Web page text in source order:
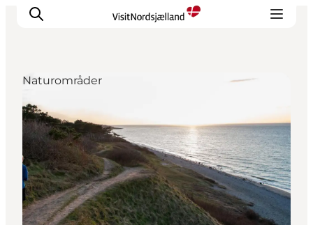
Highlights
Oplev
Det Sker
Overnatning
Byer
Planlæg ferien
Naturområder